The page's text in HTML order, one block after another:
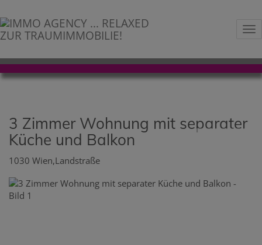
3 Zimmer Wohnung mit separater
Küche und Balkon
1030 Wien,Landstraße